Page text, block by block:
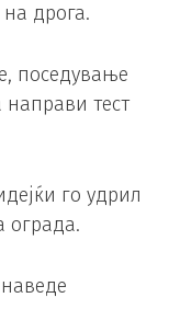
дрога.
поседување
тест
го удрил
ограда.